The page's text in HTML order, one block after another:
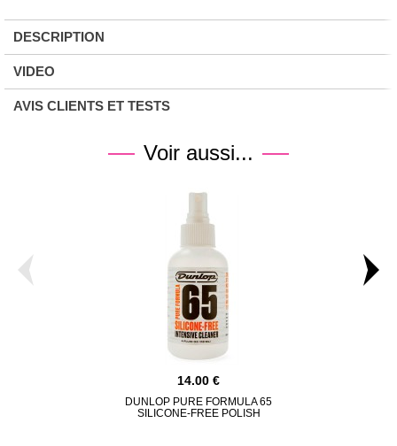
DESCRIPTION
VIDEO
AVIS CLIENTS ET TESTS
Voir aussi...
14.00
DUNLOP PURE FORMULA 65
SILICONE-FREE POLISH